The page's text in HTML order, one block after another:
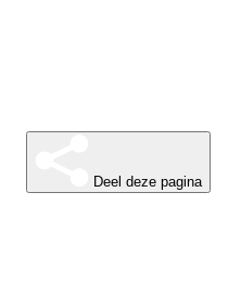
Deel deze pagina